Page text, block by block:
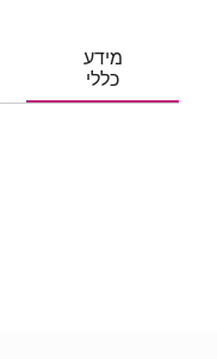
מידע
כללי